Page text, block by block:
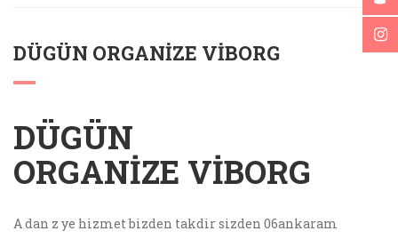
DÜGÜN ORGANIZE VIBORG
DÜGÜN
ORGANIZE VIBORG
A dan z ye hizmet bizden takdir sizden 06ankaram